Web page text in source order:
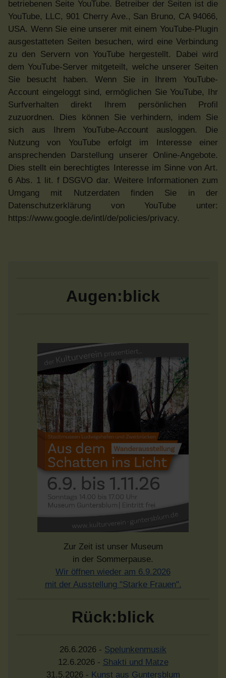
betriebenen Seite YouTube. Betreiber der Seiten ist die
YouTube, LLC, 901 Cherry Ave., San Bruno, CA 94066,
USA. Wenn Sie eine unserer mit einem YouTube-Plugin
ausgestatteten Seiten besuchen, wird eine Verbindung
zu den Servern von YouTube hergestellt. Dabei wird
dem YouTube-Server mitgeteilt, welche unserer Seiten
Sie besucht haben. Wenn Sie in Ihrem YouTube-
Account eingeloggt sind, ermöglichen Sie YouTube, Ihr
Surfverhalten direkt Ihrem persönlichen Profil
zuzuordnen. Dies können Sie verhindern, indem Sie
sich aus Ihrem YouTube-Account ausloggen. Die
Nutzung von YouTube erfolgt im Interesse einer
ansprechenden Darstellung unserer Online-Angebote.
Dies stellt ein berechtigtes Interesse im Sinne von Art.
6 Abs. 1 lit. f DSGVO dar. Weitere Informationen zum
Umgang mit Nutzerdaten finden Sie in der
Datenschutzerklärung von YouTube unter:
https://www.google.de/intl/de/policies/privacy.
Augen:blick
Zur Zeit ist unser Museum
in der Sommerpause.
Wir öffnen wieder am 6.9.2026
mit der Ausstellung "Starke Frauen".
Rück:blick
26.6.2026 - Spelunkenmusik
12.6.2026 - Shakti und Matze
31.5.2026 - Kunst aus Guntersblum